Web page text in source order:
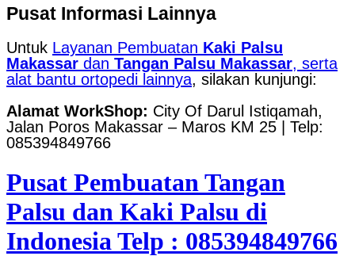
Pusat Informasi Lainnya
Untuk Layanan Pembuatan Kaki Palsu
Makassar dan Tangan Palsu Makassar, serta
alat bantu ortopedi lainnya, silakan kunjungi:
Alamat WorkShop: City Of Darul Istiqamah,
Jalan Poros Makassar – Maros KM 25 | Telp:
085394849766
Pusat Pembuatan Tangan
Palsu dan Kaki Palsu di
Indonesia Telp : 085394849766